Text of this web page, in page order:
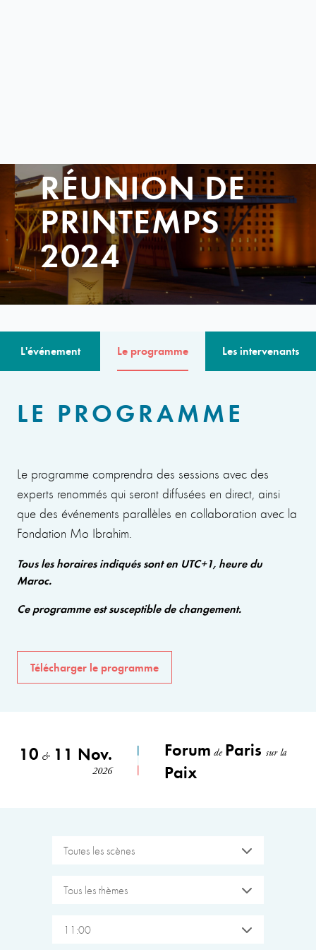
RÉUNION DE
PRINTEMPS
2024
L'événement Le programme Les intervenants
LE PROGRAMME
Le programme comprendra des sessions avec des
experts renommés qui seront diffusées en direct, ainsi
que des événements parallèles en collaboration avec la
Fondation Mo Ibrahim.
Tous les horaires indiqués sont en UTC+1, heure du
Maroc.
Ce programme est susceptible de changement.
Télécharger le programme
10 &11 Nov.
2026
Forum de Parissur la
Paix
Toutes les scènes
Tous les thèmes
11:00